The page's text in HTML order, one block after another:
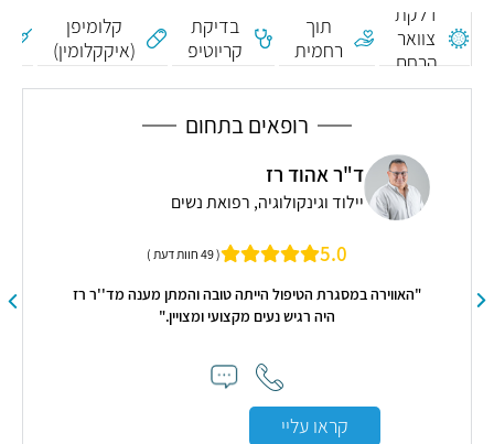
דלקת
צוואר
הרחם
תוך
רחמית
IUI
בדיקת
קריוטיפ
קלומיפן
(איקקלומין)
רופאים בתחום
ד"ר אהוד רז
יילוד וגינקולוגיה, רפואת נשים
5.0 ( 49 חוות דעת )
"האווירה במסגרת הטיפול הייתה טובה והמתן מענה מד''ר רז
היה רגיש נעים מקצועי ומצויין."
קראו עליי